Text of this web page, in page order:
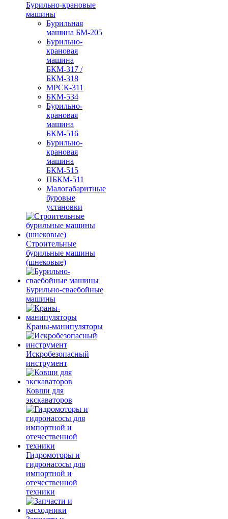
Бурильно-крановые
машины
Бурильная
машина БМ-205
Бурильно-
крановая
машина
БКМ-317 /
БКМ-318
МРСК-311
БКМ-534
Бурильно-
крановая
машина
БКМ-516
Бурильно-
крановая
машина
БКМ-515
ПБКМ-511
Малогабаритные
буровые
установки
Строительные
бурильные машины
(шнековые)
Бурильно-сваебойные
машины
Краны-манипуляторы
Искробезопасный
инструмент
Ковши для
экскаваторов
Гидромоторы и
гидронасосы для
импортной и
отечественной
техники